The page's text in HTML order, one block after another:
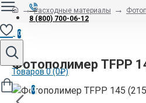
8 (800) 700-06-12
0
Товаров 0 (0₽)
0
Расходные материалы
Фотополимер TFPP